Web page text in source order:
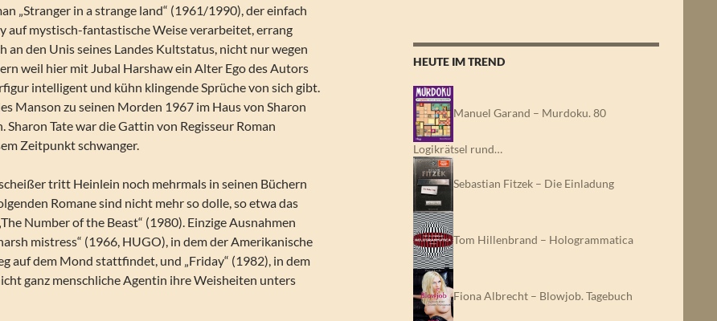
„Stranger in a strange land“ (1961/1990), der einfach
auf mystisch-fantastische Weise verarbeitet, errang
an den Unis seines Landes Kultstatus, nicht nur wegen
weil hier mit Jubal Harshaw ein Alter Ego des Autors
intelligent und kühn klingende Sprüche von sich gibt.
Manson zu seinen Morden 1967 im Haus von Sharon
Sharon Tate war die Gattin von Regisseur Roman
Zeitpunkt schwanger.
tritt Heinlein noch mehrmals in seinen Büchern
Romane sind nicht mehr so dolle, so etwa das
Number of the Beast“ (1980). Einzige Ausnahmen
mistress“ (1966, HUGO), in dem der Amerikanische
auf dem Mond stattfindet, und „Friday“ (1982), in dem
ganz menschliche Agentin ihre Weisheiten unters
HEUTE IM TREND
Manuel Garand – Murdoku. 80
Logikrätsel rund…
Sebastian Fitzek – Die Einladung
Tom Hillenbrand – Hologrammatica
Fiona Albrecht – Blowjob. Tagebuch